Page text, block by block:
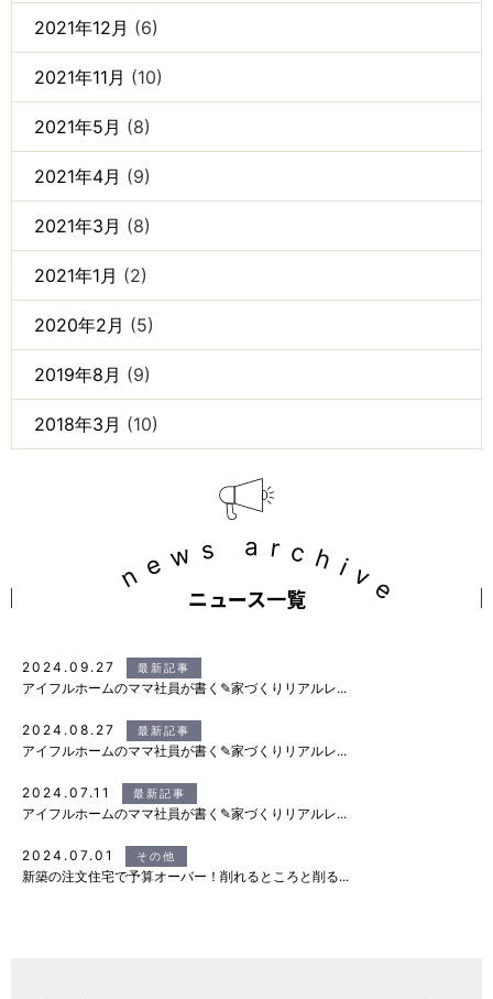
2021年12月 (6)
2021年11月 (10)
2021年5月 (8)
2021年4月 (9)
2021年3月 (8)
2021年1月 (2)
2020年2月 (5)
2019年8月 (9)
2018年3月 (10)
news archive
ニュース一覧
2024.09.27 最新記事
アイフルホームのママ社員が書く✎家づくりリアルレ...
2024.08.27 最新記事
アイフルホームのママ社員が書く✎家づくりリアルレ...
2024.07.11 最新記事
アイフルホームのママ社員が書く✎家づくりリアルレ...
2024.07.01 その他
新築の注文住宅で予算オーバー！削れるところと削る...